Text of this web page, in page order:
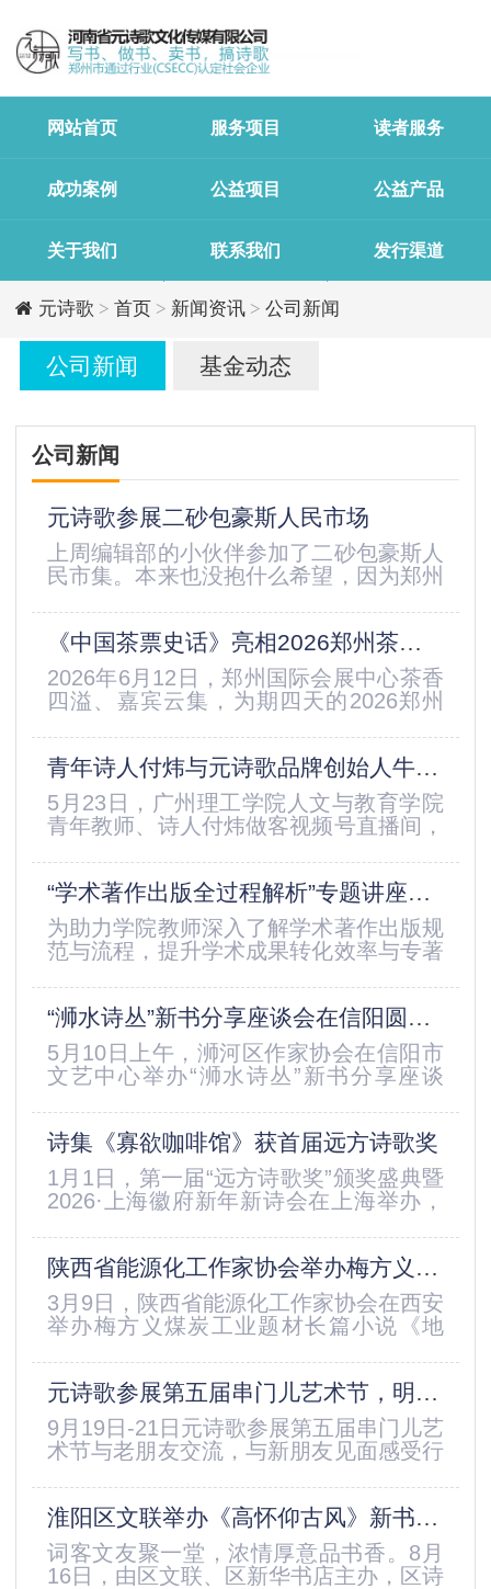
网站首页 服务项目 读者服务
成功案例 公益项目 公益产品
关于我们 联系我们 发行渠道
元诗歌 > 首页 > 新闻资讯 > 公司新闻
公司新闻 基金动态
公司新闻
元诗歌参展二砂包豪斯人民市场
上周编辑部的小伙伴参加了二砂包豪斯人
民市集。本来也没抱什么希望，因为郑州
注重双休的独立出版机构，不太情愿牺牲
我们的假期，更重要的是没多少人会买我
们做的书。没想到这么多热情的小伙伴冒
着40度高温来到独立书店摊位区，出乎我
的意料。这次市集主办方还是比较务实，
也很用心。开展时间下午4点半到...
《中国茶票史话》亮相2026郑州茶产业博览会
2026年6月12日，郑州国际会展中心茶香
四溢、嘉宾云集，为期四天的2026郑州
以“华夏古都，茗动中原”为主题，展览面
积达5万平方米，汇聚1600家优质展商，
涵盖六大茶类、新式茶饮、精品茶器、紫
砂工艺、茶包装机械等全产业链产品，吸
引6万人次专业观众与茶友观展，是中原
地区规模最大、规格...
青年诗人付炜与元诗歌品牌创始人牛冲开展直播对话
5月23日，广州理工学院人文与教育学院
青年教师、诗人付炜做客视频号直播间，
访谈直播。本次直播由青年诗人、元诗歌
品牌创始人牛冲全程主持，两位青年文学
创作者以诗意对话、深度思辨的形式，围
绕时代内卷、青年精神困境、诗歌的当代
价值、文学与生活的共生关系等核心话题
展开沉浸式探讨，为屏幕前的观...
“学术著作出版全过程解析”专题讲座在信阳航空职业学院成功举办
为助力学院教师深入了解学术著作出版规
范与流程，提升学术成果转化效率与专著
大学出版社和河南省元诗歌文化传媒有限
公司联合主办的“学术著作出版全过程解
析”的专题讲座在信阳航空职业学院成功
举办。讲座吸引了众多教师到场聆听，现
场气氛热烈。 活动伊始，学院公共教学
部杨刚主任致开场辞，他表示...
“浉水诗丛”新书分享座谈会在信阳圆满举行
5月10日上午，浉河区作家协会在信阳市
文艺中心举办“浉水诗丛”新书分享座谈
展示浉河区作协诗歌创作成果，通过现场
赠书传递诗意文化力量，助力地方文化建
设与文艺事业高质量发展。座谈会由青年
诗人、浉河区作协副主席兼秘书长付炜主
持。信阳市文联副主席、市作协主席田君
出席会议并致辞；会议宣读了信...
诗集《寡欲咖啡馆》获首届远方诗歌奖
1月1日，第一届“远方诗歌奖”颁奖盛典暨
2026·上海徽府新年新诗会在上海举办，
的《寡欲咖啡店》以平静叙事中暗涌生活
哲思而荣获首届远方诗歌奖。第一届远方
诗歌奖（2025年度）评委会主任：杨四
平副主任：谢建文初评委：胡亮、语伞、
大枪、卷土、陈晓松终评委：杨四平、谢
建文、钱文亮、何言宏、...
陕西省能源化工作家协会举办梅方义长篇小说《地火》作品分享会
3月9日，陕西省能源化工作家协会在西安
举办梅方义煤炭工业题材长篇小说《地
长胡铭，著名作家、诗人商子秦、著名作
家周养俊、著名作家李子白，陕西日报技
术总监韩富斌，陕西工人报副总编辑、编
委会主任田永刚，三秦都市报社长助理马
军伟，陕西能源化工作协名誉主席王成
祥，陕煤集团党群工作部副部长卫庆华...
元诗歌参展第五届串门儿艺术节，明年再会！
9月19日-21日元诗歌参展第五届串门儿艺
术节与老朋友交流，与新朋友见面感受行
化机构出版服务客户1000+，诗歌衍生活
动200+继续坚持“始终用心做好书，让每
个人都能耕种诗意生活”理念用创意和靠
谱，成为领先的文化供应商明年再会
淮阳区文联举办《高怀仰古风》新书分享会
词客文友聚一堂，浓情厚意品书香。8月
16日，由区文联、区新华书店主办，区诗